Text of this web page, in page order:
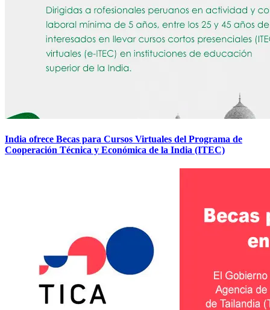
India ofrece Becas para Cursos Virtuales del Programa de
Cooperación Técnica y Económica de la India (ITEC)